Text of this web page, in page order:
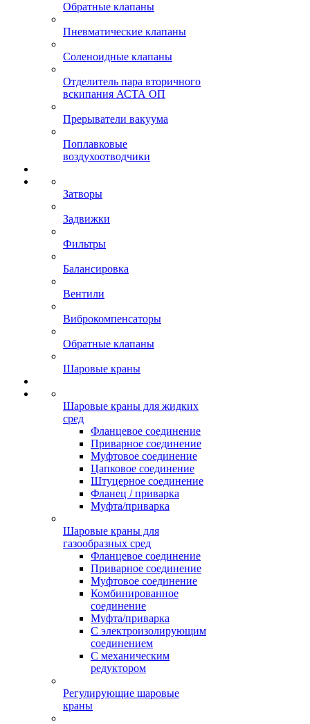
Обратные клапаны
Пневматические клапаны
Соленоидные клапаны
Отделитель пара вторичного
вскипания АСТА ОП
Прерыватели вакуума
Поплавковые
воздухоотводчики
Затворы
Задвижки
Фильтры
Балансировка
Вентили
Виброкомпенсаторы
Обратные клапаны
Шаровые краны
Шаровые краны для жидких
сред
Фланцевое соединение
Приварное соединение
Муфтовое соединение
Цапковое соединение
Штуцерное соединение
Фланец / приварка
Муфта/приварка
Шаровые краны для
газообразных сред
Фланцевое соединение
Приварное соединение
Муфтовое соединение
Комбинированное
соединение
Муфта/приварка
С электроизолирующим
соединением
С механическим
редуктором
Регулирующие шаровые
краны